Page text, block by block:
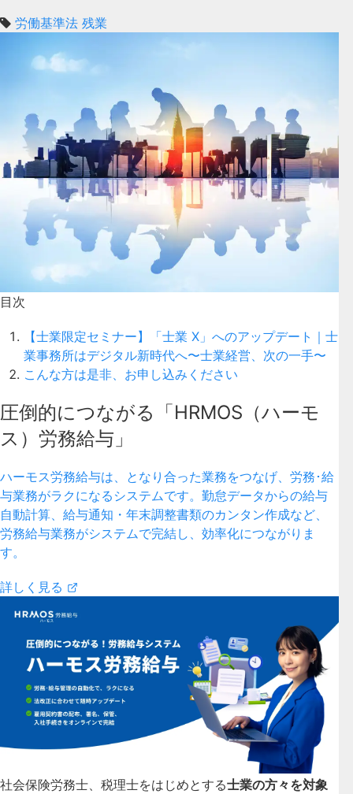
労働基準法 残業
目次
【士業限定セミナー】「士業 X」へのアップデート｜士
業事務所はデジタル新時代へ〜士業経営、次の一手〜
こんな方は是非、お申し込みください
圧倒的につながる「HRMOS（ハーモ
ス）労務給与」
ハーモス労務給与は、となり合った業務をつなげ、労務･給
与業務がラクになるシステムです。勤怠データからの給与
自動計算、給与通知・年末調整書類のカンタン作成など、
労務給与業務がシステムで完結し、効率化につながりま
す。
詳しく見る
社会保険労務士、税理士をはじめとする士業の方々を対象